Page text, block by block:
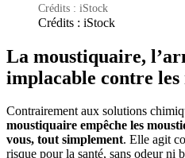
Crédits : iStock
Crédits : iStock
La moustiquaire,
implacable contre les
Contrairement aux solutions
moustiquaire empêche les
vous, tout simplement. Elle agit
risque pour la santé, sans odeur ni